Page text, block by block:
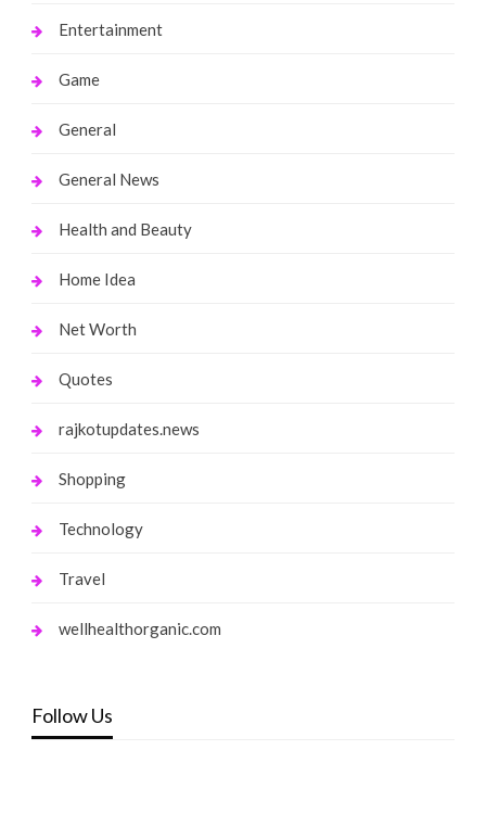
Entertainment
Game
General
General News
Health and Beauty
Home Idea
Net Worth
Quotes
rajkotupdates.news
Shopping
Technology
Travel
wellhealthorganic.com
Follow Us